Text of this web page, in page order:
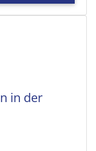
in der